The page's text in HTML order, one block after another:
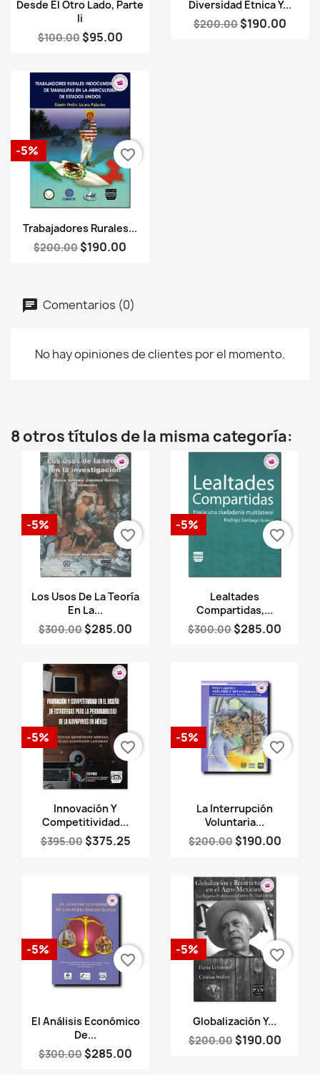
Desde El Otro Lado, Parte
Ii
$100.00 $95.00
Diversidad Étnica Y...
$200.00 $190.00
Vista rápida
Trabajadores Rurales...
$200.00 $190.00
-5% favorite_border
Comentarios (0)
No hay opiniones de clientes por el momento.
8 otros títulos de la misma categoría:
Vista rápida
Los Usos De La Teoría
En La...
$300.00 $285.00
-5%
favorite_border
Vista rápida
Lealtades
Compartidas,...
$300.00 $285.00
-5%
favorite_border
Vista rápida
Innovación Y
Competitividad...
$395.00 $375.25
-5%
favorite_border
Vista rápida
La Interrupción
Voluntaria...
$200.00 $190.00
-5%
favorite_border
Vista rápida
El Análisis Económico
De...
$300.00 $285.00
-5%
favorite_border
Vista rápida
Globalización Y...
$200.00 $190.00
-5% favorite_border